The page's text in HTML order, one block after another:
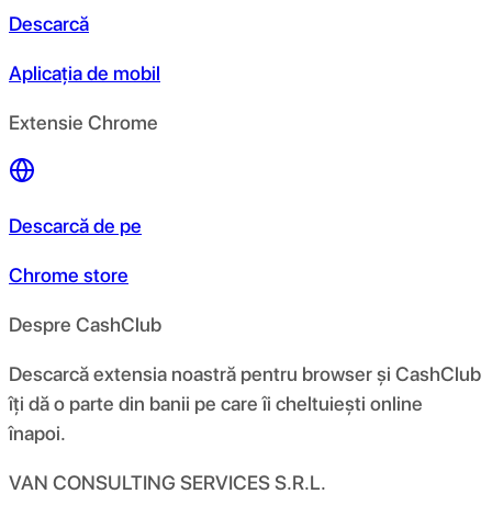
Descarcă
Aplicația de mobil
Extensie Chrome
Descarcă de pe
Chrome store
Despre CashClub
Descarcă extensia noastră pentru browser și CashClub
îți dă o parte din banii pe care îi cheltuiești online
înapoi.
VAN CONSULTING SERVICES S.R.L.